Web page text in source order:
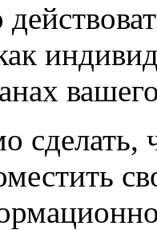
сделать,